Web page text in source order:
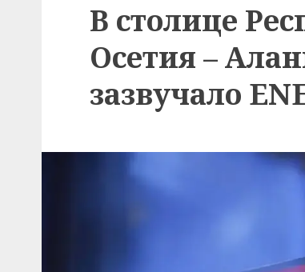
В столице
Осетия –
зазвучало